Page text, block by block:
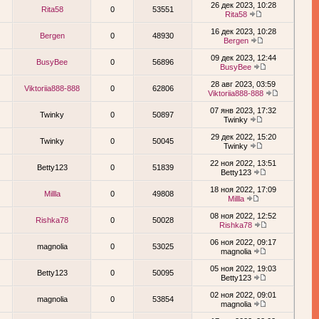
Rita58 0 53551
26 дек 2023, 10:28
Rita58
Bergen 0 48930
16 дек 2023, 10:28
Bergen
BusyBee 0 56896
09 дек 2023, 12:44
BusyBee
Viktoriia888-888 0 62806
28 авг 2023, 03:59
Viktoriia888-888
Twinky 0 50897
07 янв 2023, 17:32
Twinky
Twinky 0 50045
29 дек 2022, 15:20
Twinky
Betty123 0 51839
22 ноя 2022, 13:51
Betty123
Millla 0 49808
18 ноя 2022, 17:09
Millla
Rishka78 0 50028
08 ноя 2022, 12:52
Rishka78
magnolia 0 53025
06 ноя 2022, 09:17
magnolia
Betty123 0 50095
05 ноя 2022, 19:03
Betty123
magnolia 0 53854
02 ноя 2022, 09:01
magnolia